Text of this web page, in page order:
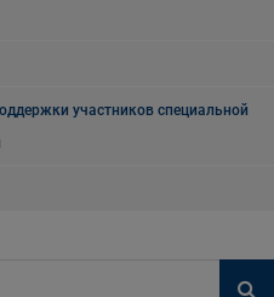
участников специальной